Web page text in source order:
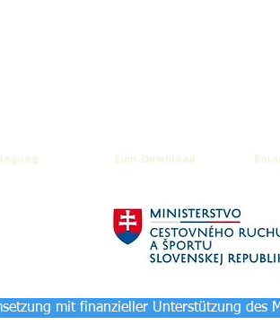
Zum Download
mit finanzieller Unterstützung des